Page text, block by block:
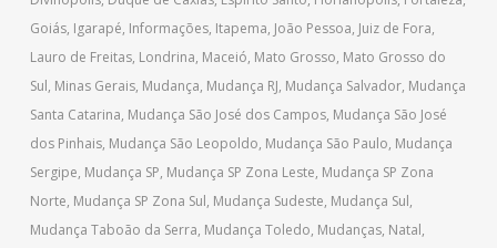
Goiás, Igarapé, Informações, Itapema, João Pessoa, Juiz de Fora,
Lauro de Freitas, Londrina, Maceió, Mato Grosso, Mato Grosso do
Sul, Minas Gerais, Mudança, Mudança RJ, Mudança Salvador, Mudança
Santa Catarina, Mudança São José dos Campos, Mudança São José
dos Pinhais, Mudança São Leopoldo, Mudança São Paulo, Mudança
Sergipe, Mudança SP, Mudança SP Zona Leste, Mudança SP Zona
Norte, Mudança SP Zona Sul, Mudança Sudeste, Mudança Sul,
Mudança Taboão da Serra, Mudança Toledo, Mudanças, Natal,